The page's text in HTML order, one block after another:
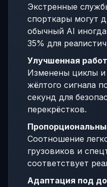
Экстренные
спорткары могут
обычный AI
35% для
Улучшенная
Изменены циклы и
жёлтого сигнала
секунд для
перекрёстков.
Соотношение
грузовиков и
соответствует
Адаптация под